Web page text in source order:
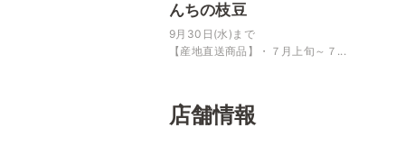
んちの枝豆
9月30日(水)まで
【産地直送商品】・７月上旬～７...
店舗情報